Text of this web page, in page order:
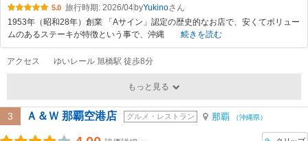
5.0 旅行時期: 2026/04byYukino
1953年（昭和28年）創業 「Aサイン」認定の歴史的なお店で、安くてボリュー
ムのあるステーキが特徴という事で、沖縄
続きを読む
アクセス ゆいレール 旭橋駅 徒歩8分
もっと見る
3 Ａ＆Ｗ 那覇空港店 グルメ・レストラン 那覇 （沖縄県）